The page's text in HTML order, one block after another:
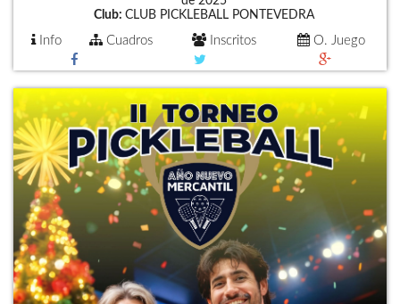
Club:CLUB PICKLEBALL PONTEVEDRA
Info Cuadros Inscritos O. Juego